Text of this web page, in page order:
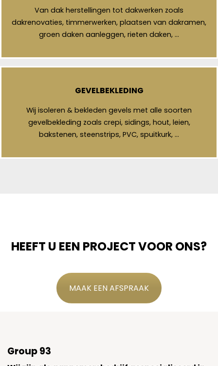
Van dak herstellingen tot dakwerken zoals
dakrenovaties, timmerwerken, plaatsen van dakramen,
groen daken aanleggen, rieten daken, …
GEVELBEKLEDING
Wij isoleren & bekleden gevels met alle soorten
gevelbekleding zoals crepi, sidings, hout, leien,
bakstenen, steenstrips, PVC, spuitkurk, …
HEEFT U EEN PROJECT VOOR ONS?
MAAK EEN AFSPRAAK
Group 93